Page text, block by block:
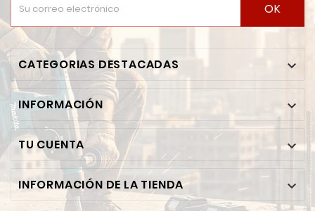
OK
CATEGORIAS DESTACADAS 
INFORMACIÓN 
TU CUENTA 
INFORMACIÓN DE LA TIENDA 